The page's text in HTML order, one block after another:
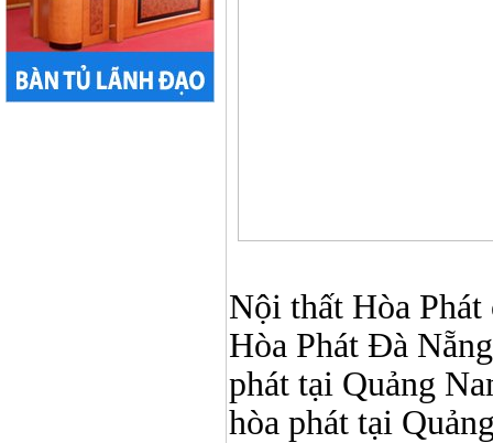
Nội thất Hòa
Hòa Phát Đà
phát tại Quảng
hòa phát tại